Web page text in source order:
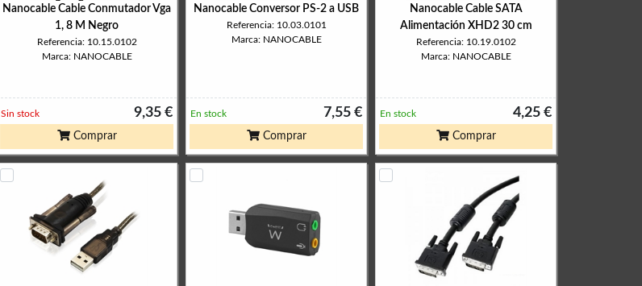
Nanocable Cable Conmutador Vga
1, 8 M Negro
Referencia: 10.15.0102
Marca: NANOCABLE
9,35 €
Sin stock
Comprar
Nanocable Conversor PS-2 a USB
Referencia: 10.03.0101
Marca: NANOCABLE
7,55 €
En stock
Comprar
Nanocable Cable SATA
Alimentación XHD2 30 cm
Referencia: 10.19.0102
Marca: NANOCABLE
4,25 €
En stock
Comprar